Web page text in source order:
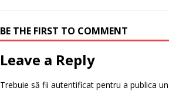
BE THE FIRST TO COMMENT
Leave a Reply
Trebuie să fii autentificat pentru a publica